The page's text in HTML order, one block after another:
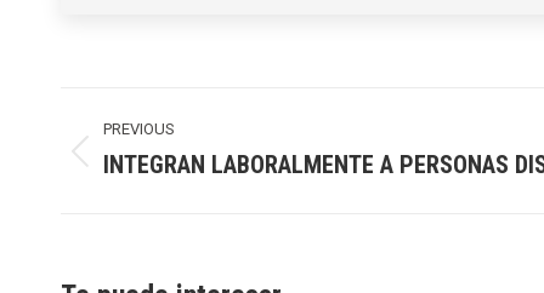
navigation
PREVIOUS
Previous
INTEGRAN LABORALMENTE A PERSONAS